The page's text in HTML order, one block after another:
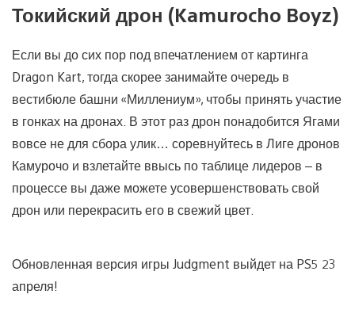
Токийский дрон (Kamurocho Boyz)
Если вы до сих пор под впечатлением от картинга
Dragon Kart, тогда скорее занимайте очередь в
вестибюле башни «Миллениум», чтобы принять участие
в гонках на дронах. В этот раз дрон понадобится Ягами
вовсе не для сбора улик… соревнуйтесь в Лиге дронов
Камурочо и взлетайте ввысь по таблице лидеров – в
процессе вы даже можете усовершенствовать свой
дрон или перекрасить его в свежий цвет.
Обновленная версия игры Judgment выйдет на PS5 23
апреля!